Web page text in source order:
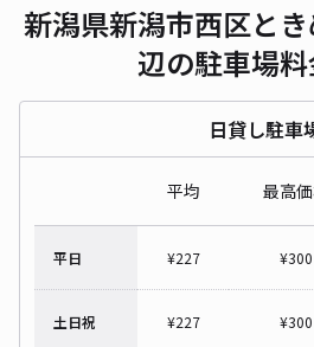
新潟県新潟市西区と
辺の駐車場
日貸し駐車
平均 最高
平日 ¥227 ¥300
土日祝 ¥227 ¥300